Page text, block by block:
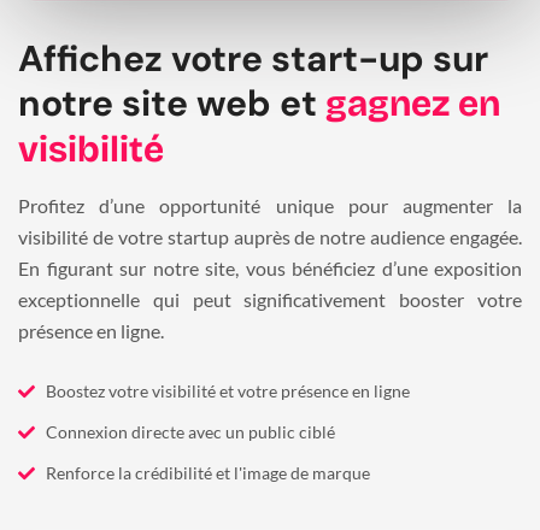
Affichez votre start-up sur
notre site web et gagnez en
visibilité
Profitez d’une opportunité unique pour augmenter la
visibilité de votre startup auprès de notre audience engagée.
En figurant sur notre site, vous bénéficiez d’une exposition
exceptionnelle qui peut significativement booster votre
présence en ligne.
Boostez votre visibilité et votre présence en ligne
Connexion directe avec un public ciblé
Renforce la crédibilité et l'image de marque